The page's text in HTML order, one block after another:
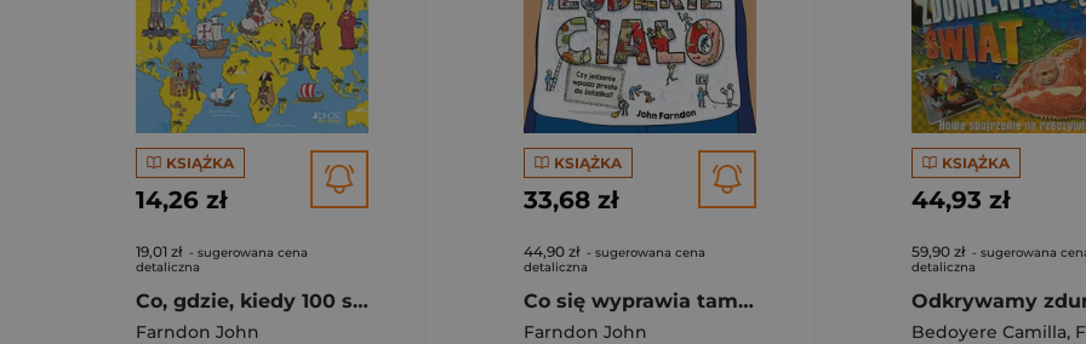
KSIĄŻKA
14,26 zł
19,01 zł - sugerowana cena
detaliczna
Co, gdzie, kiedy 100 stron historii świata
Farndon John
KSIĄŻKA
33,68 zł
44,90 zł - sugerowana cena
detaliczna
Co się wyprawia tam w środku? Ludzkie ciało
Farndon John
KSIĄŻKA
44,93 zł
59,90 zł - sugerowana
detaliczna
Bedoyere Camilla,